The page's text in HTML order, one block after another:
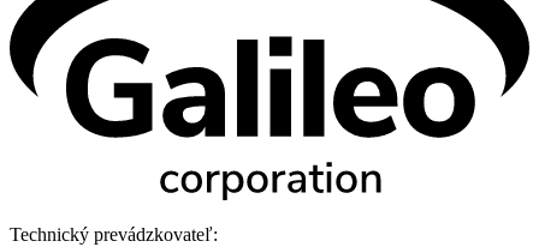
Technický prevádzkovateľ: